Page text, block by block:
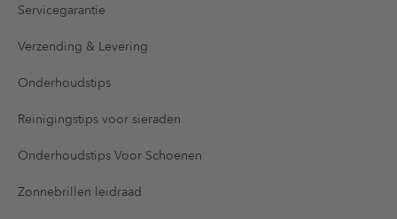
Servicegarantie
Verzending & Levering
Onderhoudstips
Reinigingstips voor sieraden
Onderhoudstips Voor Schoenen
Zonnebrillen leidraad